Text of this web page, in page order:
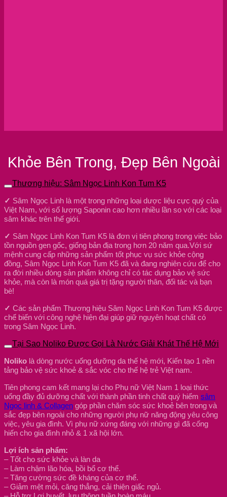
Khỏe Bên Trong, Đẹp Bên Ngoài
Thương hiệu: Sâm Ngọc Linh Kon Tum K5
✓ Sâm Ngọc Linh là một trong những loại dược liệu cực quý của
Việt Nam, với số lượng Saponin cao hơn nhiều lần so với các loại
sâm khác trên thế giới.
✓ Sâm Ngọc Linh Kon Tum K5 là đơn vị tiên phong trong việc bảo
tồn nguồn gen gốc, giống bản địa trong hơn 20 năm qua.Với sứ
mệnh cung cấp những sản phẩm tốt phục vụ sức khỏe cộng
đồng, Sâm Ngọc Linh Kon Tum K5 đã và đang nghiên cứu để cho
ra đời nhiều dòng sản phẩm không chỉ có tác dụng bảo vệ sức
khỏe, mà còn là món quá giá trị tặng người thân, đối tác và bạn
bè!
✓ Các sản phẩm Thương hiệu Sâm Ngọc Linh Kon Tum K5 được
chế biến với công nghệ hiện đại giúp giữ nguyên hoạt chất có
trong Sâm Ngọc Linh.
Tại Sao Noliko Được Gọi Là Nước Giải Khát Thế Hệ Mới
Noliko là dòng nước uống dưỡng da thế hệ mới, Kiến tạo 1 nền
tảng bảo vệ sức khoẻ & sắc vóc cho thế hệ trẻ Việt nam.
Tiên phong cam kết mang lại cho Phụ nữ Việt Nam 1 loại thức
uống đầy đủ dưỡng chất với thành phần tinh chất quý hiếm sâm
Ngọc linh & Collagen góp phần chăm sóc sức khoẻ bên trong và
sắc đẹp bên ngoài cho những người phụ nữ năng động yêu công
việc, yêu gia đình. Vì phụ nữ xứng đáng với những gì đã cống
hiến cho gia đình nhỏ & 1 xã hội lớn.
Lợi ích sản phẩm:
– Tốt cho sức khỏe và làn da
– Làm chậm lão hóa, bồi bổ cơ thể.
– Tăng cường sức đề kháng của cơ thể.
– Giảm mệt mỏi, căng thẳng, cải thiện giấc ngủ.